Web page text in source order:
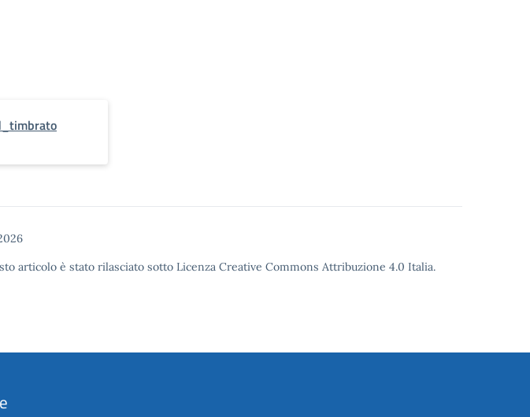
articolo è stato rilasciato sotto Licenza Creative Commons Attribuzione 4.0 Italia.